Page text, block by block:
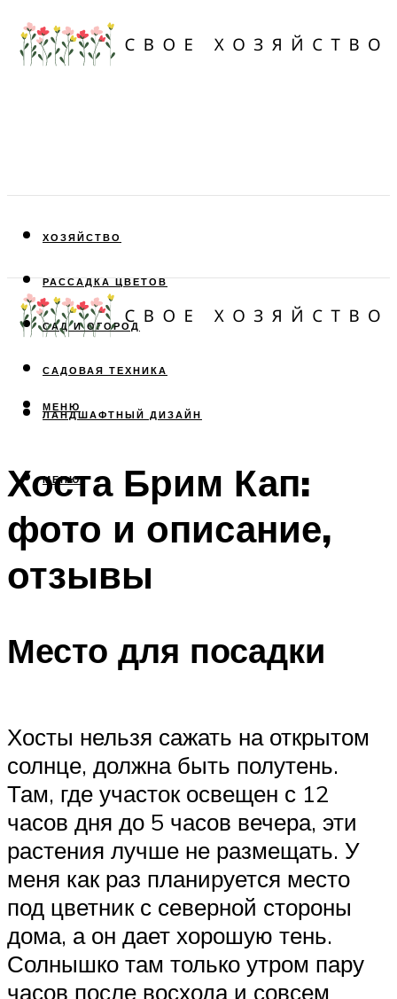
ХОЗЯЙСТВО
РАССАДКА ЦВЕТОВ
САД И ОГОРОД
САДОВАЯ ТЕХНИКА
ЛАНДШАФТНЫЙ ДИЗАЙН
МЕНЮ
МЕНЮ
Хоста Брим Кап:
фото и описание,
отзывы
Место для посадки
Хосты нельзя сажать на открытом
солнце, должна быть полутень.
Там, где участок освещен с 12
часов дня до 5 часов вечера, эти
растения лучше не размещать. У
меня как раз планируется место
под цветник с северной стороны
дома, а он дает хорошую тень.
Солнышко там только утром пару
часов после восхода и совсем